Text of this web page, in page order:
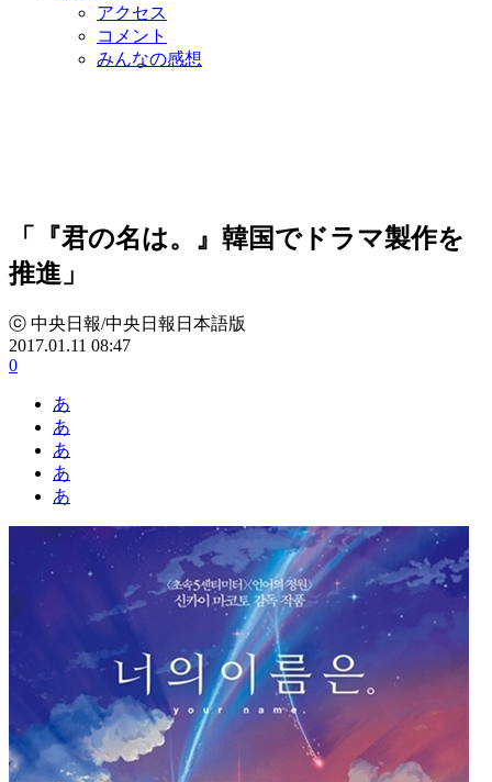
アクセス
コメント
みんなの感想
「『君の名は。』韓国でドラマ製作を
推進」
ⓒ 中央日報/中央日報日本語版
2017.01.11 08:47
0
あ
あ
あ
あ
あ